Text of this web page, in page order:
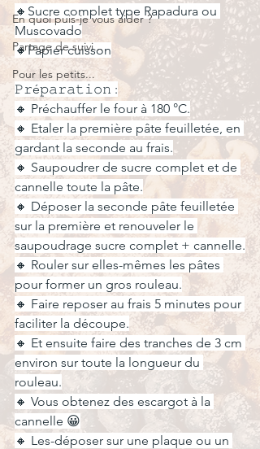
En quoi puis-je vous aider ?
Partage de suivi...
Pour les petits...
🔸Sucre complet type Rapadura ou
Muscovado
🔸Papier cuisson
𝙿𝚛é𝚙𝚊𝚛𝚊𝚝𝚒𝚘𝚗 :
🔸 Préchauffer le four à 180 °C.
🔸 Etaler la première pâte feuilletée, en
gardant la seconde au frais.
🔸 Saupoudrer de sucre complet et de
cannelle toute la pâte.
🔸 Déposer la seconde pâte feuilletée
sur la première et renouveler le
saupoudrage sucre complet + cannelle.
🔸 Rouler sur elles-mêmes les pâtes
pour former un gros rouleau.
🔸 Faire reposer au frais 5 minutes pour
faciliter la découpe.
🔸 Et ensuite faire des tranches de 3 cm
environ sur toute la longueur du
rouleau.
🔸 Vous obtenez des escargot à la
cannelle 😀
🔸 Les-déposer sur une plaque ou un